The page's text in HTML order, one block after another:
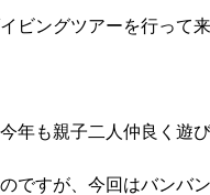
ビングツアーを行って来
年も親子二人仲良く遊
ですが、今回はバンバ